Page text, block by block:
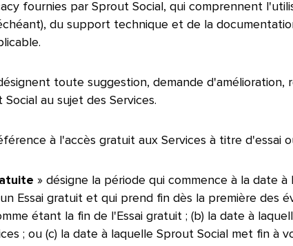
fournies par Sprout Social, qui comprennent
du support technique et de la
toute suggestion, demande d'amélioration,
au sujet des Services.​​
à l'accès gratuit aux Services à titre d'essai
» désigne la période qui commence à la date
Essai gratuit et qui prend fin dès la première des
étant la fin de l'Essai gratuit ; (b) la date à
; ou (c) la date à laquelle Sprout Social met fin à